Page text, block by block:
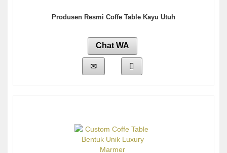
Produsen Resmi Coffe Table Kayu Utuh
Chat WA